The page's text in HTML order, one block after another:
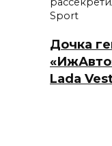
Дочка
Lada